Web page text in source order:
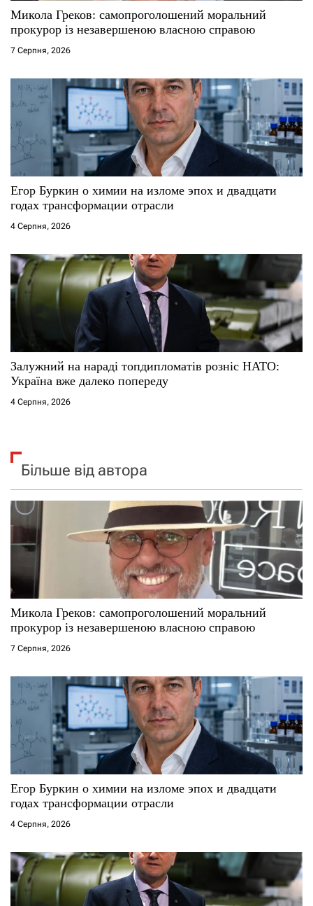
с
і
в
Микола Греков: самопроголошений моральний
прокурор із незавершеною власною справою
7 Серпня, 2026
Егор Буркин о химии на изломе эпох и двадцати
годах трансформации отрасли
4 Серпня, 2026
Залужний на нараді топдипломатів розніс НАТО:
Україна вже далеко попереду
4 Серпня, 2026
Більше від автора
Микола Греков: самопроголошений моральний
прокурор із незавершеною власною справою
7 Серпня, 2026
Егор Буркин о химии на изломе эпох и двадцати
годах трансформации отрасли
4 Серпня, 2026